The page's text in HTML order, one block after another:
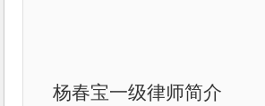
杨春宝一级律师简介